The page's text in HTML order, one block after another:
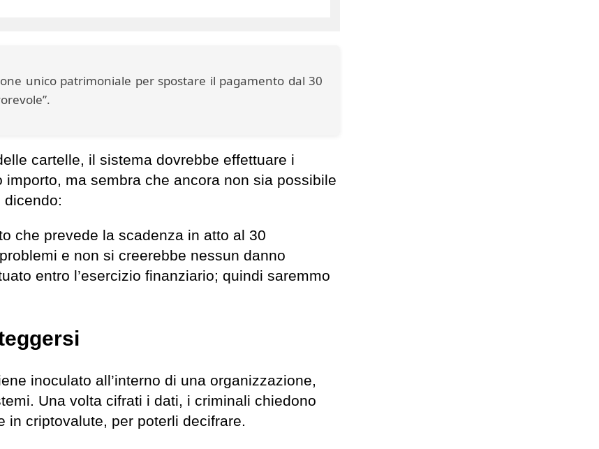
unico patrimoniale per spostare il pagamento dal 30
cartelle, il sistema dovrebbe effettuare i
ma sembra che ancora non sia possibile
che prevede la scadenza in atto al 30
e non si creerebbe nessun danno
entro l’esercizio finanziario; quindi saremmo
inoculato all’interno di una organizzazione,
Una volta cifrati i dati, i criminali chiedono
in criptovalute, per poterli decifrare.